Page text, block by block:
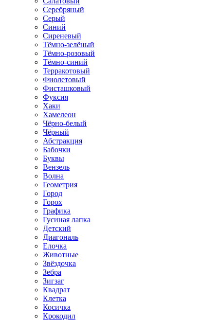
Серебряный
Серый
Синий
Сиреневый
Тёмно-зелёный
Тёмно-розовый
Тёмно-синий
Терракотовый
Фиолетовый
Фисташковый
Фуксия
Хаки
Хамелеон
Чёрно-белый
Чёрный
Абстракция
Бабочки
Буквы
Вензель
Волна
Геометрия
Город
Горох
Графика
Гусиная лапка
Детский
Диагональ
Елочка
Животные
Звёздочка
Зебра
Зигзаг
Квадрат
Клетка
Косичка
Крокодил